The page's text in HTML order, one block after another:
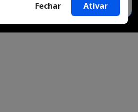
Minha CidadeBairro
Fechar Ativar